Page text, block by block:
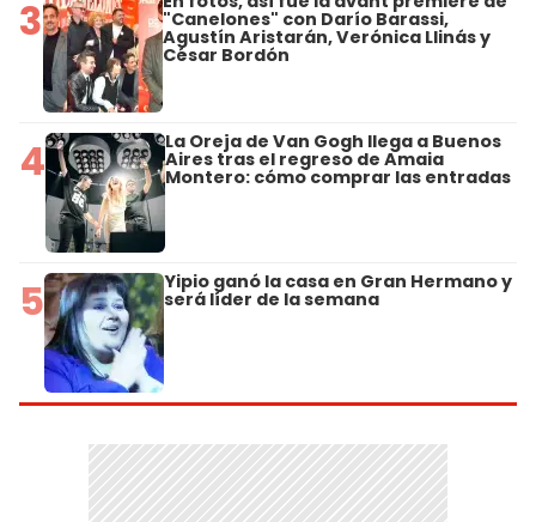
3 "Canelones" con Darío Barassi,
Agustín Aristarán, Verónica Llinás y
César Bordón
4 La Oreja de Van Gogh llega a Buenos
Aires tras el regreso de Amaia
Montero: cómo comprar las entradas
5 Yipio ganó la casa en Gran Hermano y
será líder de la semana